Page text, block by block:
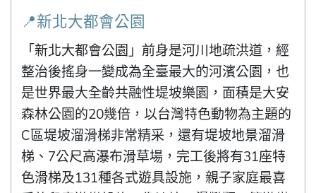
📍新北大都會公園
「新北大都會公園」前身是河川地疏洪道，經
整治後搖身一變成為全臺最大的河濱公園，也
是世界最大全齡共融性堤坡樂園，面積是大安
森林公園的20幾倍，以台灣特色動物為主題的
C區堤坡溜滑梯非常精采，還有堤坡地景溜滑
梯、7公尺高瀑布滑草場，完工後將有31座特
色滑梯及131種各式遊具設施，親子家庭最喜